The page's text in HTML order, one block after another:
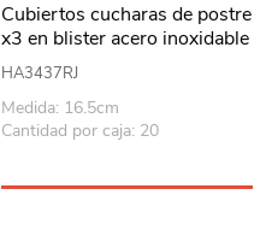
Cubiertos cucharas de postre
x3 en blister acero inoxidable
ROJO, ELEGANCE
MARTINAZZO
HA3437RJ
Medida: 16.5cm
Cantidad por caja: 20